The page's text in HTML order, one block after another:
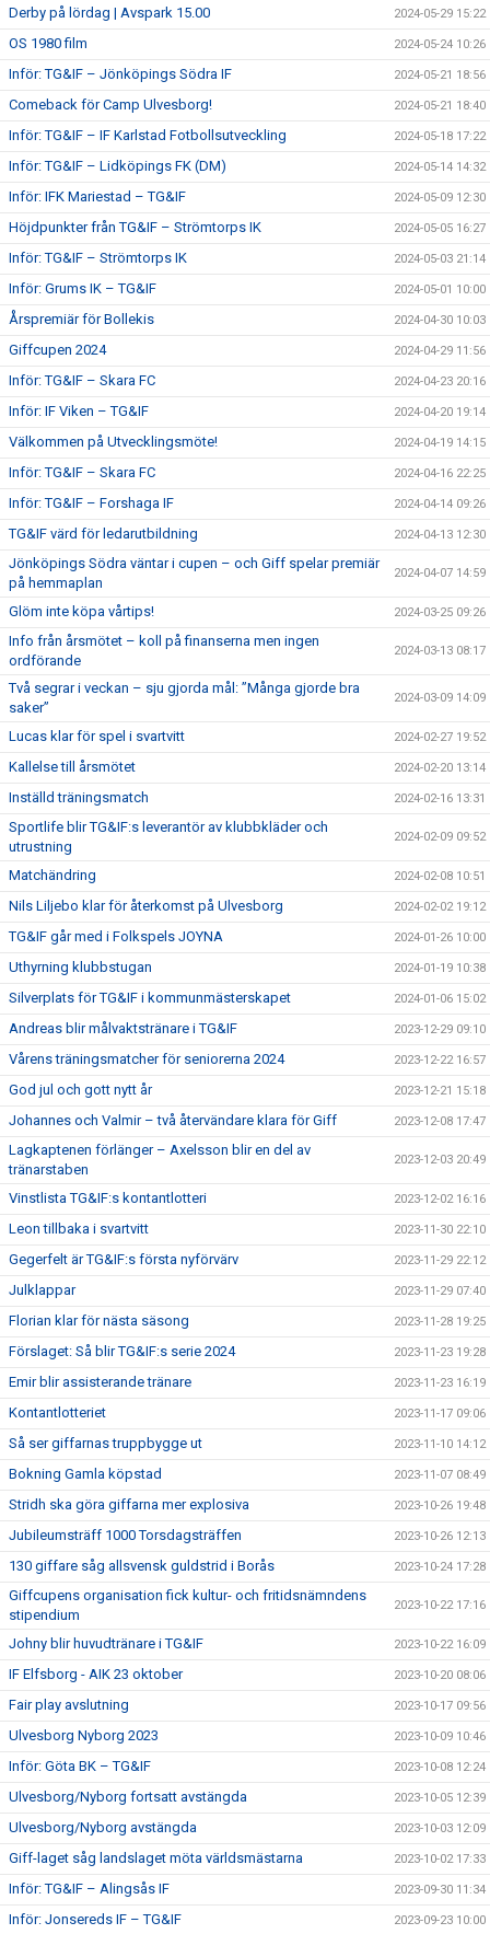
Derby på lördag | Avspark 15.00 2024-05-29 15:22
OS 1980 film 2024-05-24 10:26
Inför: TG&IF – Jönköpings Södra IF 2024-05-21 18:56
Comeback för Camp Ulvesborg! 2024-05-21 18:40
Inför: TG&IF – IF Karlstad Fotbollsutveckling 2024-05-18 17:22
Inför: TG&IF – Lidköpings FK (DM) 2024-05-14 14:32
Inför: IFK Mariestad – TG&IF 2024-05-09 12:30
Höjdpunkter från TG&IF – Strömtorps IK 2024-05-05 16:27
Inför: TG&IF – Strömtorps IK 2024-05-03 21:14
Inför: Grums IK – TG&IF 2024-05-01 10:00
Årspremiär för Bollekis 2024-04-30 10:03
Giffcupen 2024 2024-04-29 11:56
Inför: TG&IF – Skara FC 2024-04-23 20:16
Inför: IF Viken – TG&IF 2024-04-20 19:14
Välkommen på Utvecklingsmöte! 2024-04-19 14:15
Inför: TG&IF – Skara FC 2024-04-16 22:25
Inför: TG&IF – Forshaga IF 2024-04-14 09:26
TG&IF värd för ledarutbildning 2024-04-13 12:30
Jönköpings Södra väntar i cupen – och Giff spelar premiär
på hemmaplan
2024-04-07 14:59
Glöm inte köpa vårtips! 2024-03-25 09:26
Info från årsmötet – koll på finanserna men ingen
ordförande
2024-03-13 08:17
Två segrar i veckan – sju gjorda mål: ”Många gjorde bra
saker”
2024-03-09 14:09
Lucas klar för spel i svartvitt 2024-02-27 19:52
Kallelse till årsmötet 2024-02-20 13:14
Inställd träningsmatch 2024-02-16 13:31
Sportlife blir TG&IF:s leverantör av klubbkläder och
utrustning
2024-02-09 09:52
Matchändring 2024-02-08 10:51
Nils Liljebo klar för återkomst på Ulvesborg 2024-02-02 19:12
TG&IF går med i Folkspels JOYNA 2024-01-26 10:00
Uthyrning klubbstugan 2024-01-19 10:38
Silverplats för TG&IF i kommunmästerskapet 2024-01-06 15:02
Andreas blir målvaktstränare i TG&IF 2023-12-29 09:10
Vårens träningsmatcher för seniorerna 2024 2023-12-22 16:57
God jul och gott nytt år 2023-12-21 15:18
Johannes och Valmir – två återvändare klara för Giff 2023-12-08 17:47
Lagkaptenen förlänger – Axelsson blir en del av
tränarstaben
2023-12-03 20:49
Vinstlista TG&IF:s kontantlotteri 2023-12-02 16:16
Leon tillbaka i svartvitt 2023-11-30 22:10
Gegerfelt är TG&IF:s första nyförvärv 2023-11-29 22:12
Julklappar 2023-11-29 07:40
Florian klar för nästa säsong 2023-11-28 19:25
Förslaget: Så blir TG&IF:s serie 2024 2023-11-23 19:28
Emir blir assisterande tränare 2023-11-23 16:19
Kontantlotteriet 2023-11-17 09:06
Så ser giffarnas truppbygge ut 2023-11-10 14:12
Bokning Gamla köpstad 2023-11-07 08:49
Stridh ska göra giffarna mer explosiva 2023-10-26 19:48
Jubileumsträff 1000 Torsdagsträffen 2023-10-26 12:13
130 giffare såg allsvensk guldstrid i Borås 2023-10-24 17:28
Giffcupens organisation fick kultur- och fritidsnämndens
stipendium
2023-10-22 17:16
Johny blir huvudtränare i TG&IF 2023-10-22 16:09
IF Elfsborg - AIK 23 oktober 2023-10-20 08:06
Fair play avslutning 2023-10-17 09:56
Ulvesborg Nyborg 2023 2023-10-09 10:46
Inför: Göta BK – TG&IF 2023-10-08 12:24
Ulvesborg/Nyborg fortsatt avstängda 2023-10-05 12:39
Ulvesborg/Nyborg avstängda 2023-10-03 12:09
Giff-laget såg landslaget möta världsmästarna 2023-10-02 17:33
Inför: TG&IF – Alingsås IF 2023-09-30 11:34
Inför: Jonsereds IF – TG&IF 2023-09-23 10:00